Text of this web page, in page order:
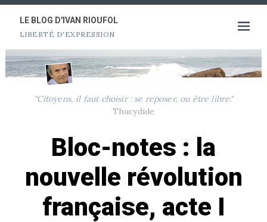
Aller
contenu
LE BLOG D'IVAN RIOUFOL
LIBERTÉ D'EXPRESSION
Ouvrir
le
menu
"Citoyens, il faut choisir : se reposer, ou être libre."
Thucydide
Bloc-notes : la
nouvelle révolution
française, acte I